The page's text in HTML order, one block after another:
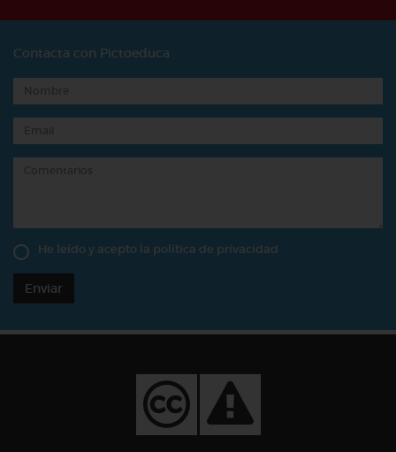
Contacta con Pictoeduca
He leído y acepto la política de privacidad
Enviar